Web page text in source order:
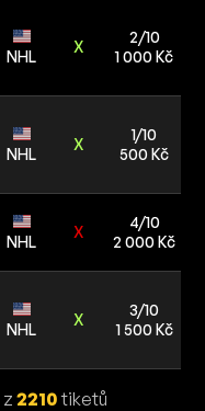
NHL
X
2/10
1 000 Kč
NHL
X
1/10
500 Kč
NHL
X
4/10
2 000 Kč
NHL
X
3/10
1 500 Kč
z 2210tiketů